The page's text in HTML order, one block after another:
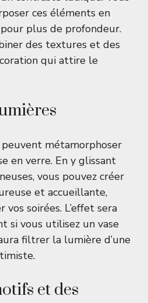
ces éléments en
plus de profondeur.
des textures et des
qui attire le
métamorphoser
en verre. En y glissant
vous pouvez créer
et accueillante,
soirées. L’effet sera
si vous utilisez un vase
filtrer la lumière d’une
et des